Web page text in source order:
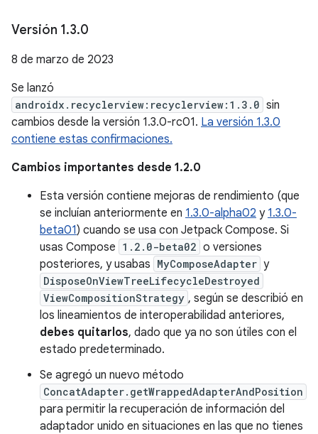
Versión 1.3.0
8 de marzo de 2023
Se lanzó
androidx.recyclerview:recyclerview:1.3.0 sin
cambios desde la versión 1.3.0-rc01. La versión 1.3.0
contiene estas confirmaciones.
Cambios importantes desde 1.2.0
Esta versión contiene mejoras de rendimiento (que
se incluían anteriormente en 1.3.0-alpha02 y 1.3.0-
beta01) cuando se usa con Jetpack Compose. Si
usas Compose 1.2.0-beta02 o versiones
posteriores, y usabas MyComposeAdapter y
DisposeOnViewTreeLifecycleDestroyed
ViewCompositionStrategy , según se describió en
los lineamientos de interoperabilidad anteriores,
debes quitarlos, dado que ya no son útiles con el
estado predeterminado.
Se agregó un nuevo método
ConcatAdapter.getWrappedAdapterAndPosition
para permitir la recuperación de información del
adaptador unido en situaciones en las que no tienes